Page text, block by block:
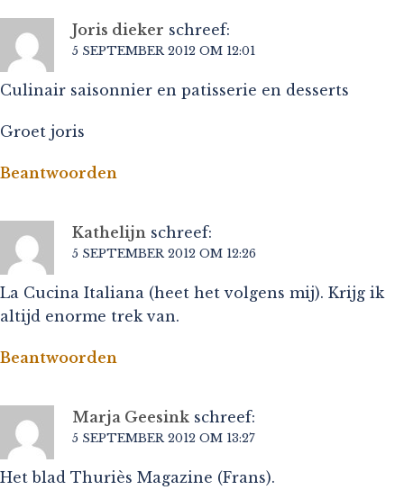
Joris dieker schreef:
5 SEPTEMBER 2012 OM 12:01
Culinair saisonnier en patisserie en desserts
Groet joris
Beantwoorden
Kathelijn schreef:
5 SEPTEMBER 2012 OM 12:26
La Cucina Italiana (heet het volgens mij). Krijg ik
altijd enorme trek van.
Beantwoorden
Marja Geesink schreef:
5 SEPTEMBER 2012 OM 13:27
Het blad Thuriès Magazine (Frans).